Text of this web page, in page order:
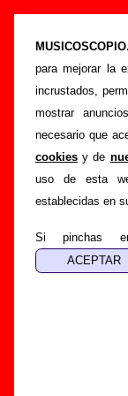
para mejorar la
incrustados,
mostrar
necesario que
cookies y de
uso de esta
establecidas en
Si pinchas
ddt - Añadir o
Portada >ddt >
Si tienes
información o
formulario
colaboración.
Nombre: